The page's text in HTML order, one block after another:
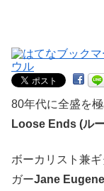
80年代に全盛を
Loose Ends (ル
ボーカリスト兼
ガーJane Eugene